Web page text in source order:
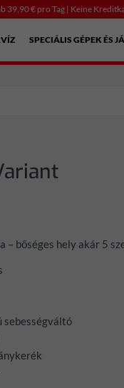
39,90 € pro Tag | Keine
SPECIÁLIS GÉPEK ÉS
– bőséges hely akár 5
sebességváltó